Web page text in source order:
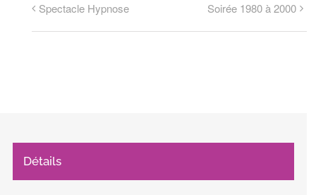
Spectacle Hypnose Soirée 1980 à 2000
Détails